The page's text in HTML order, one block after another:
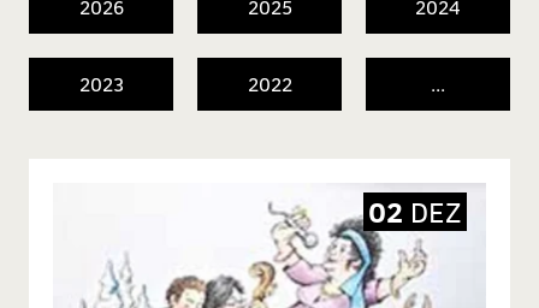
2026 2025 2024
2023 2022 ...
02 DEZ